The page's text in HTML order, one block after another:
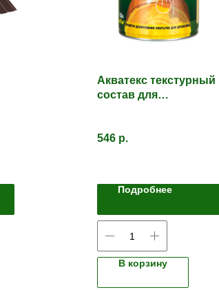
Акватекс текстурный
состав для
546 р.
Подробнее
В корзину